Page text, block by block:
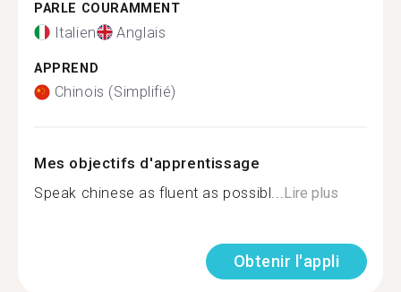
PARLE COURAMMENT
Italien Anglais
APPREND
Chinois (Simplifié)
Mes objectifs d'apprentissage
Speak chinese as fluent as possibl...Lire plus
Obtenir l'appli